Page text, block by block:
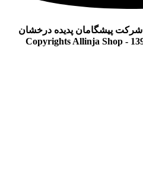
پیشگامان پدیده درخشان